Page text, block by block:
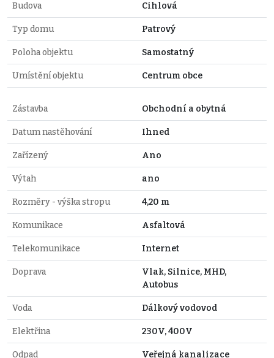
Budova Cihlová
Typ domu Patrový
Poloha objektu Samostatný
Umístění objektu Centrum obce
Zástavba Obchodní a obytná
Datum nastěhování Ihned
Zařízený Ano
Výtah ano
Rozměry - výška stropu 4,20 m
Komunikace Asfaltová
Telekomunikace Internet
Doprava
Vlak, Silnice, MHD,
Autobus
Voda Dálkový vodovod
Elektřina 230V, 400V
Odpad Veřejná kanalizace